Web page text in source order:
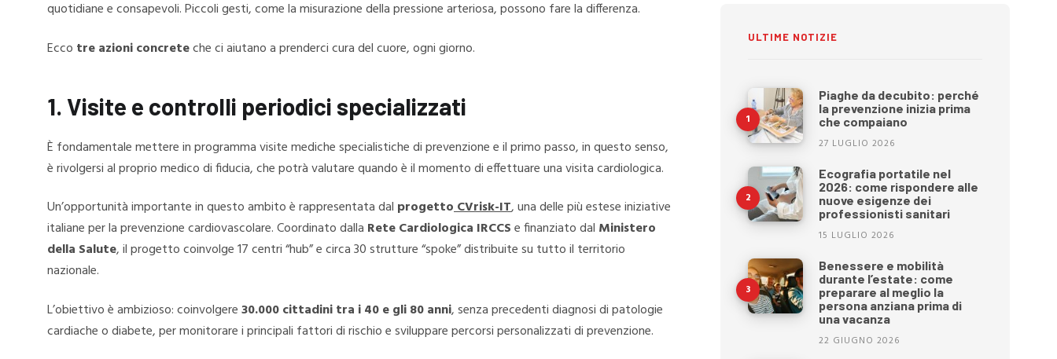
quotidiane e consapevoli. Piccoli gesti, come la misurazione della pressione arteriosa, possono fare la differenza.
Ecco tre azioni concreteche ci aiutano a prenderci cura del cuore, ogni giorno.
1. Visite e controlli periodici specializzati
È fondamentale mettere in programma visite mediche specialistiche di prevenzione e il primo passo, in questo senso,
è rivolgersi al proprio medico di fiducia, che potrà valutare quando è il momento di effettuare una visita cardiologica.
Un’opportunità importante in questo ambito è rappresentata dal progettoCVrisk-IT, una delle più estese iniziative
italiane per la prevenzione cardiovascolare. Coordinato dalla Rete Cardiologica IRCCSe finanziato dal Ministero
della Salute, il progetto coinvolge 17 centri “hub” e circa 30 strutture “spoke” distribuite su tutto il territorio
nazionale.
L’obiettivo è ambizioso: coinvolgere30.000 cittadini tra i 40 e gli 80 anni, senza precedenti diagnosi di patologie
cardiache o diabete, per monitorare i principali fattori di rischio e sviluppare percorsi personalizzati di prevenzione.
ULTIME NOTIZIE
Piaghe da decubito: perché
la prevenzione inizia prima
che compaiano
27 LUGLIO 2026
Ecografia portatile nel
2026: come rispondere alle
nuove esigenze dei
professionisti sanitari
15 LUGLIO 2026
Benessere e mobilità
durante l’estate: come
preparare al meglio la
persona anziana prima di
una vacanza
22 GIUGNO 2026